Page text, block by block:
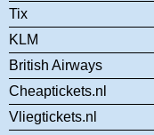
Tix
KLM
British Airways
Cheaptickets.nl
Vliegtickets.nl